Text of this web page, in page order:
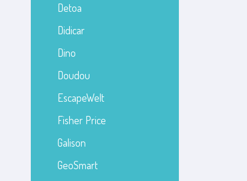
Detoa
Didicar
Dino
Doudou
EscapeWelt
Fisher Price
Galison
GeoSmart